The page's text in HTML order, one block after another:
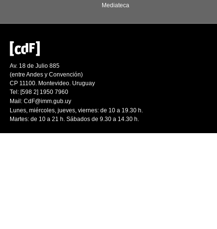
Mediateca
Av. 18 de Julio 885
(entre Andes y Convención)
CP 11100. Montevideo. Uruguay
Tel: [598 2] 1950 7960
Mail: CdF@imm.gub.uy
Lunes, miércoles, jueves, viernes: de 10 a 19.30 h.
Martes: de 10 a 21 h. Sábados de 9.30 a 14.30 h.